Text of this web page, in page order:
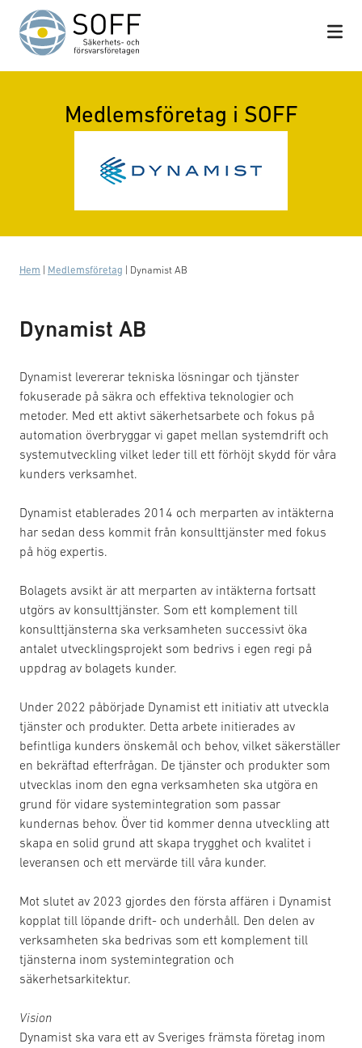
Hoppa till innehåll
Medlemsföretag i SOFF
Hem Medlemsföretag Dynamist AB
Dynamist AB
Dynamist levererar tekniska lösningar och tjänster
fokuserade på säkra och effektiva teknologier och
metoder. Med ett aktivt säkerhetsarbete och fokus på
automation överbryggar vi gapet mellan systemdrift och
systemutveckling vilket leder till ett förhöjt skydd för våra
kunders verksamhet.
Dynamist etablerades 2014 och merparten av intäkterna
har sedan dess kommit från konsulttjänster med fokus
på hög expertis.
Bolagets avsikt är att merparten av intäkterna fortsatt
utgörs av konsulttjänster. Som ett komplement till
konsulttjänsterna ska verksamheten successivt öka
antalet utvecklingsprojekt som bedrivs i egen regi på
uppdrag av bolagets kunder.
Under 2022 påbörjade Dynamist ett initiativ att utveckla
tjänster och produkter. Detta arbete initierades av
befintliga kunders önskemål och behov, vilket säkerställer
en bekräftad efterfrågan. De tjänster och produkter som
utvecklas inom den egna verksamheten ska utgöra en
grund för vidare systemintegration som passar
kundernas behov. Över tid kommer denna utveckling att
skapa en solid grund att skapa trygghet och kvalitet i
leveransen och ett mervärde till våra kunder.
Mot slutet av 2023 gjordes den första affären i Dynamist
kopplat till löpande drift- och underhåll. Den delen av
verksamheten ska bedrivas som ett komplement till
tjänsterna inom systemintegration och
säkerhetsarkitektur.
Vision
Dynamist ska vara ett av Sveriges främsta företag inom